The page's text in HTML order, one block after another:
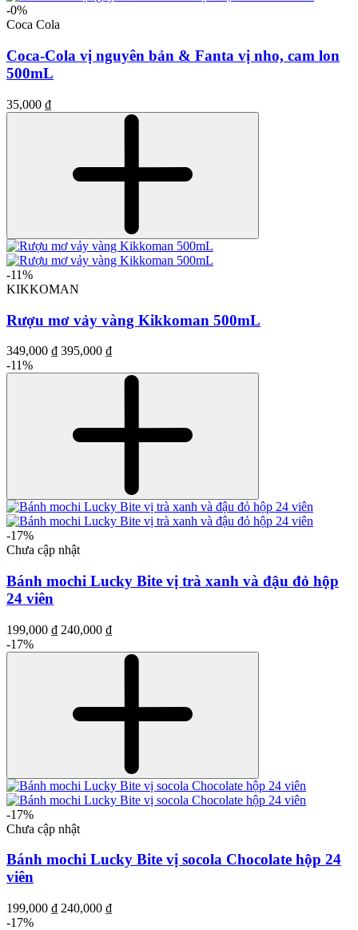
-0%
Coca Cola
Coca-Cola vị nguyên bản & Fanta vị nho, cam lon
500mL
35,000 ₫
-11%
KIKKOMAN
Rượu mơ vảy vàng Kikkoman 500mL
349,000 ₫ 395,000 ₫
-11%
-17%
Chưa cập nhật
Bánh mochi Lucky Bite vị trà xanh và đậu đỏ hộp
24 viên
199,000 ₫ 240,000 ₫
-17%
-17%
Chưa cập nhật
Bánh mochi Lucky Bite vị socola Chocolate hộp 24
viên
199,000 ₫ 240,000 ₫
-17%